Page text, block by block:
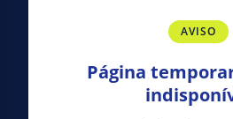
AVISO
Página